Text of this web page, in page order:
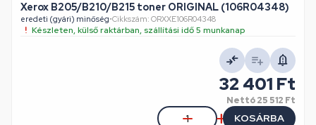
Xerox B205/B210/B215 toner ORIGINAL (106R04348)
eredeti (gyári) minőség•Cikkszám: ORXXE106R04348
Készleten, külső raktárban, szállítási idő 5 munkanap
32 401 Ft
Nettó25 512 Ft
KOSÁRBA